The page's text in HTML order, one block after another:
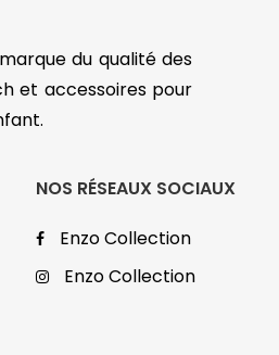
marque du qualité des
et accessoires pour
NOS RÉSEAUX SOCIAUX
Enzo Collection
Enzo Collection